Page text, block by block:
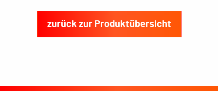
zurück zur Produktübersicht